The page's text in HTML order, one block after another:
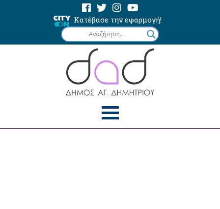
Κατέβασε την εφαρμογή!